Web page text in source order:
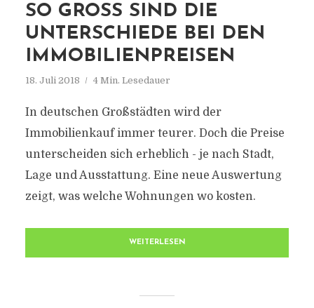
SO GROSS SIND DIE U
NTERSCHIEDE BEI DEN I
MMOBILIENPREISEN
18. Juli 2018 4 Min. Lesedauer
In deutschen Großstädten wird der
Immobilienkauf immer teurer. Doch die Preise
unterscheiden sich erheblich - je nach Stadt,
Lage und Ausstattung. Eine neue Auswertung
zeigt, was welche Wohnungen wo kosten.
WEITERLESEN